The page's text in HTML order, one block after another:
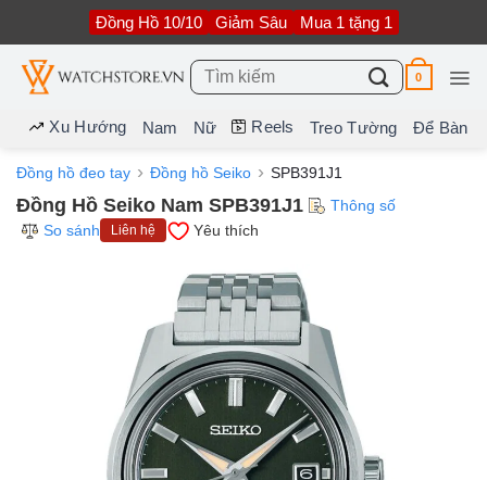
nội
dung
Đồng Hồ 10/10 Giảm Sâu Mua 1 tặng 1
Tìm
kiếm:
0
Xu Hướng Nam Nữ Reels Treo Tường Để Bàn
Đồng hồ đeo tay Đồng hồ Seiko SPB391J1
Đồng Hồ Seiko Nam SPB391J1
Thông số
So sánh
Liên hệ Yêu thích